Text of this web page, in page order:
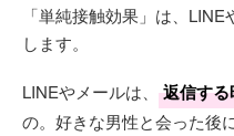
「単純接触効果」は、
します。
LINEやメールは、 返信す
の。好きな男性と会った後